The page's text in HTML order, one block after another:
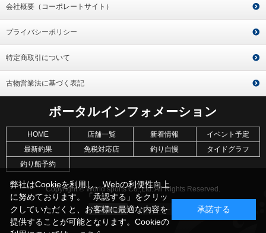
会社概要（コーポレートサイト）
プライバシーポリシー
特定商取引について
古物営業法に基づく表記
ポータルインフォメーション
HOME 店舗一覧 新着情報
イベント予定
最新釣果
免税対応店 釣り自慢
タイドグラフ
釣り船予約
Copyright © World sports Co.,Ltd. All Rights Reserved.
弊社はCookieを利用し、Webの利便性向上
に努めております。「承認する」をクリッ
クしていただくと、お客様に最適な内容を
提供することが可能となります。Cookieの
承諾する